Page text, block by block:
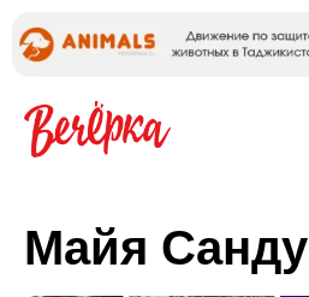
Майя Санду